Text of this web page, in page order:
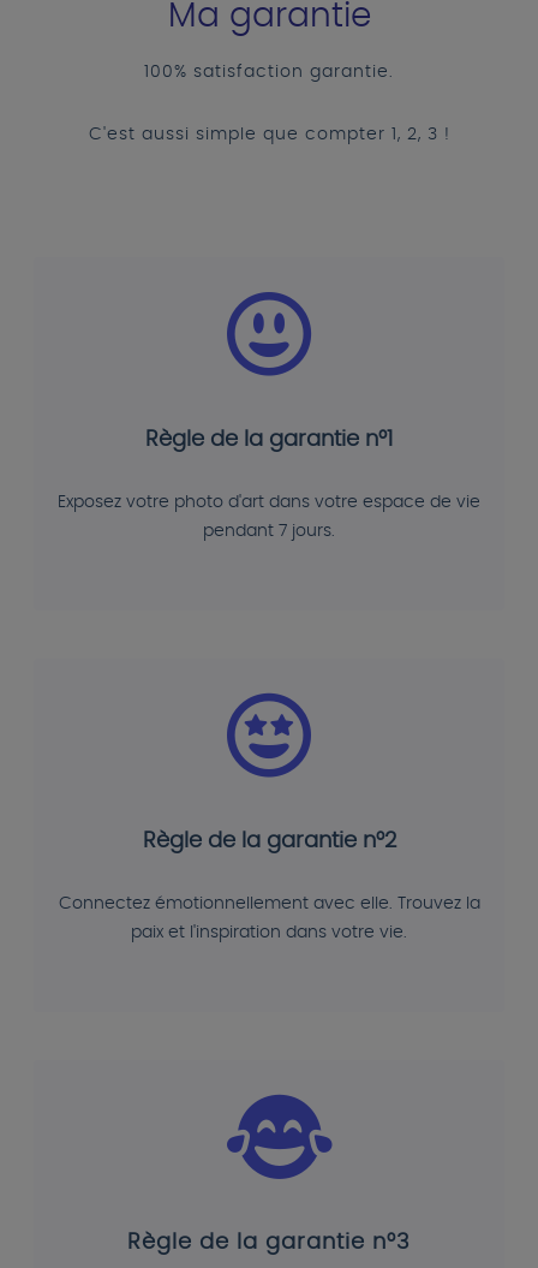
Ma garantie
100% satisfaction garantie.
C'est aussi simple que compter 1, 2, 3 !
Règle de la garantie n°1
Exposez votre photo d'art dans votre espace de vie
pendant 7 jours.
Règle de la garantie n°2
Connectez émotionnellement avec elle. Trouvez la
paix et l'inspiration dans votre vie.
Règle de la garantie n°3